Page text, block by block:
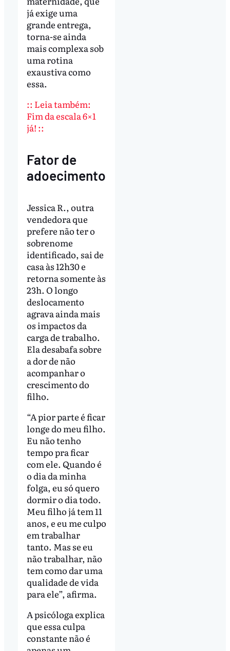
já exige uma
grande entrega,
torna-se ainda
mais complexa sob
uma rotina
exaustiva como
essa.
:: Leia também:
Fim da escala 6×1
já! ::
Fator de
adoecimento
Jessica R., outra
vendedora que
prefere não ter o
sobrenome
identificado, sai de
casa às 12h30 e
retorna somente às
23h. O longo
deslocamento
agrava ainda mais
os impactos da
carga de trabalho.
Ela desabafa sobre
a dor de não
acompanhar o
crescimento do
filho.
“A pior parte é ficar
longe do meu filho.
Eu não tenho
tempo pra ficar
com ele. Quando é
o dia da minha
folga, eu só quero
dormir o dia todo.
Meu filho já tem 11
anos, e eu me culpo
em trabalhar
tanto. Mas se eu
não trabalhar, não
tem como dar uma
qualidade de vida
para ele”, afirma.
A psicóloga explica
que essa culpa
constante não é